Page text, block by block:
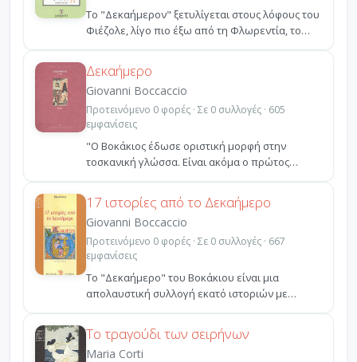
Το "Δεκαήμερον" ξετυλίγεται στους λόφους του
Φιέζολε, λίγο πιο έξω από τη Φλωρεντία, το
σωτήριο έτος...
Δεκαήμερο
Giovanni Boccaccio
Προτεινόμενο 0 φορές · Σε 0 συλλογές · 605
εμφανίσεις
"Ο Βοκάκιος έδωσε οριστική μορφή στην
τοσκανική γλώσσα. Είναι ακόμα ο πρώτος
υποδειγματικός συγγραφέ...
17 ιστορίες από το Δεκαήμερο
Giovanni Boccaccio
Προτεινόμενο 0 φορές · Σε 0 συλλογές · 667
εμφανίσεις
Το "Δεκαήμερο" του Βοκάκιου είναι μια
απολαυστική συλλογή εκατό ιστοριών με
θέματα, τις δυσκολίες κα...
Το τραγούδι των σειρήνων
Maria Corti